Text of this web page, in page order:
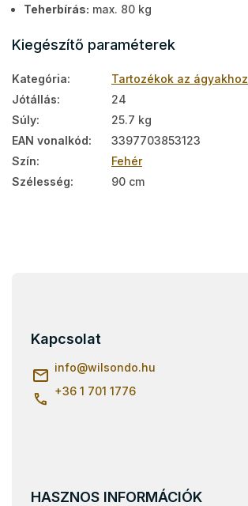
Teherbírás: max. 80 kg
Kiegészítő paraméterek
Kategória:
Tartozékok az ágyakhoz
Jótállás:
24
Súly:
25.7 kg
EAN vonalkód:
3397703853123
Szín:
Fehér
Szélesség: 90 cm
Kapcsolat
info@wilsondo.hu
+36 1 701 1776
HASZNOS INFORMÁCIÓK